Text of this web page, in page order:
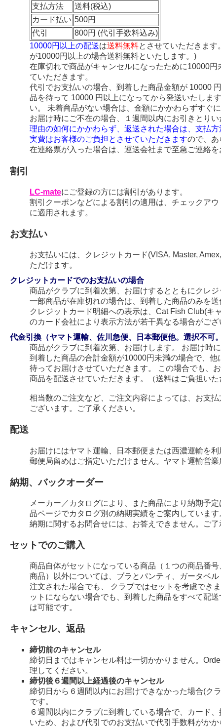
支払方法
送料(税込)
カード払い 500円
代引
800円 (代引手数料込み)
10000円以上の配送は送料無料とさせていただきま
が10000円以上の場合送料無料といたします。)
在庫切れで商品がキャンセルになったために10000
ていただきます。
代引でお支払いの場合、到着した商品金額が 10000
品を待って 10000 円以上になってから発送いたしま
い。 未着商品がない場合は、金額にかかわらずすぐ
お届け時にご不在の場合、１週間以内にお引きとり
理由の如何にかかわらず、返送された場合は、支払
実費はお客様のご負担とさせていただきますので、あ
在連絡票が入った場合は、運送会社まで至急ご連絡
割引
LC-mateにご登録の方には割引があります。
割引クーポンなどによる割引の適用は、チェックア
に適用されます。
お支払い
お支払いには、クレジットカード(VISA, Master,
ただけます。
クレジットカードでのお支払いの場合
商品がクラブに到着次第、お届けするとともにクレ
一部商品が在庫切れの場合は、到着した商品のみを
クレジットカード明細への表示は、Cat Fish Club(キ
のカード会社により表示方法が若干異なる場合がござ
代金引換（ヤマト運輸、佐川急便、日本郵便他。選択不可
商品がクラブに到着次第、お届けします。 お届け時
到着した商品の合計金額が10000円未満の場合で、
待ってお届けさせていただきます。 この場合でも、
商品を配送させていただきます。（送料はご負担い
相当数のご注文など、ご注文内容によっては、お支
ございます。ご了承ください。
配送
お届けにはヤマト運輸、日本郵便または西濃運輸を
郵便局留めはご指定いただけません。ヤマト運輸営
納期、バックオーダー
メーカー／カタログにより、また商品により納期予
品ページでカタログ別の納期実績をご案内しています
納期に関するお問合せには、お答えできません。ご
セットでのご購入
商品自体がセットになっている商品（１つの商品番
商品）以外については、ブラとパンティ、ガータベ
注文された場合でも、 クラブではセットを考慮でき
ットにならない場合でも、到着した商品をすべて配
は可能です。
キャンセル、返品
締切前のキャンセル
締切日まではキャンセル料は一切かかりません。
理してください。
締切後６週間以上経過後のキャンセル
締切日から６週間以内にお届けできなかった場合(ク
です。
６週間以内にクラブに到着している場合で、カード
いため、および代引でのお支払いで代引手数料がか